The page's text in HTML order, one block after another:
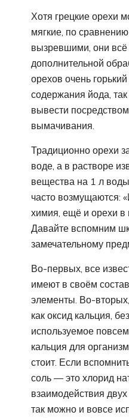
Хотя грецкие орехи
мягкие, по
вызревшими, они
дополнительной
орехов очень
содержания йода, так
вывести
вымачивания.
Традиционно орехи
воде, а в растворе
вещества на 1 л
часто возмущаются:
химия, ещё и орехи в
Давайте вспомним
замечательному
Во-первых, все
имеют в своём
элементы. Во-
как оксид кальция,
используемое
кальция для
стоит. Если
соль — это хлорид
взаимодействия
так можно и вовсе